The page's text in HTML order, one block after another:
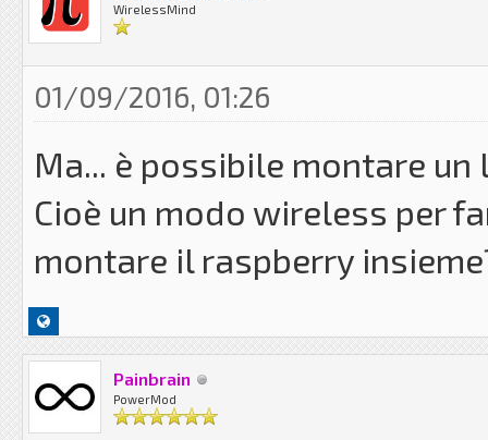
WirelessMind
01/09/2016, 01:26
Ma... è possibile montare
Cioè un modo wireless per
montare il raspberry
Painbrain
PowerMod